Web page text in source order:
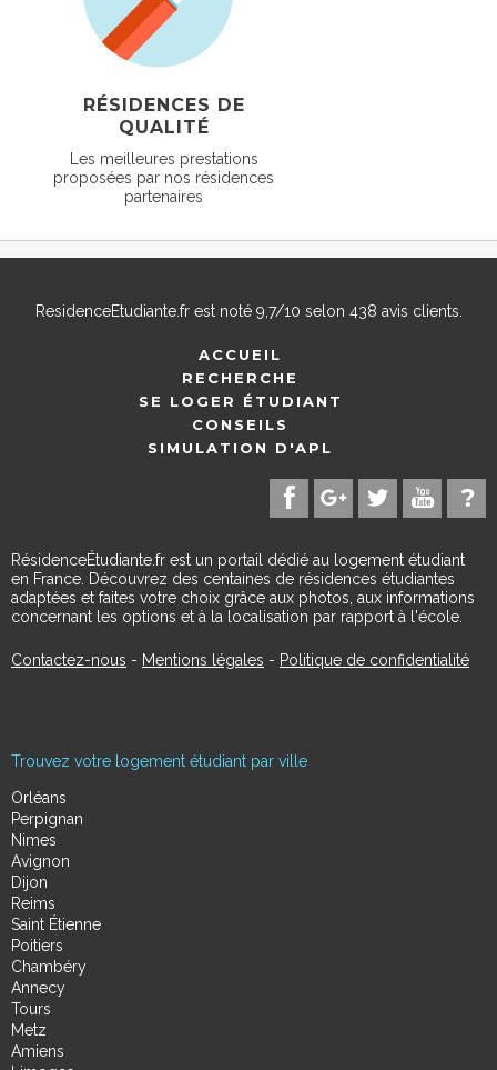
RÉSIDENCES DE
QUALITÉ
Les meilleures prestations
proposées par nos résidences
partenaires
ResidenceEtudiante.frest noté 9,7/10 selon 438 avis clients.
ACCUEIL
RECHERCHE
SE LOGER ÉTUDIANT
CONSEILS
SIMULATION D'APL
RésidenceÉtudiante.fr est un portail dédié au logement étudiant
en France. Découvrez des centaines de résidences étudiantes
adaptées et faites votre choix grâce aux photos, aux informations
concernant les options et à la localisation par rapport à l'école.
Contactez-nous - Mentions légales - Politique de confidentialité
Trouvez votre logement étudiant par ville
Orléans
Perpignan
Nimes
Avignon
Dijon
Reims
Saint Étienne
Poitiers
Chambéry
Annecy
Tours
Metz
Amiens